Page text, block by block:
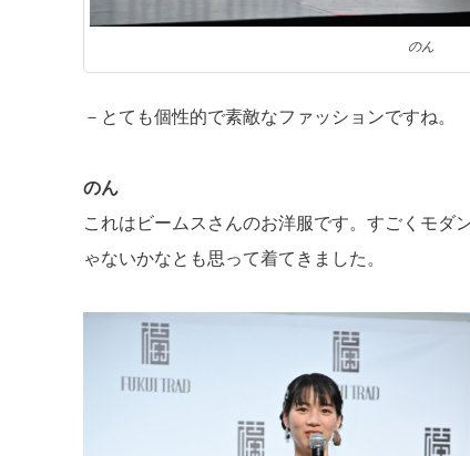
のん
－とても個性的で素敵なファッションですね。
のん
これはビームスさんのお洋服です。すごくモダ
ゃないかなとも思って着てきました。